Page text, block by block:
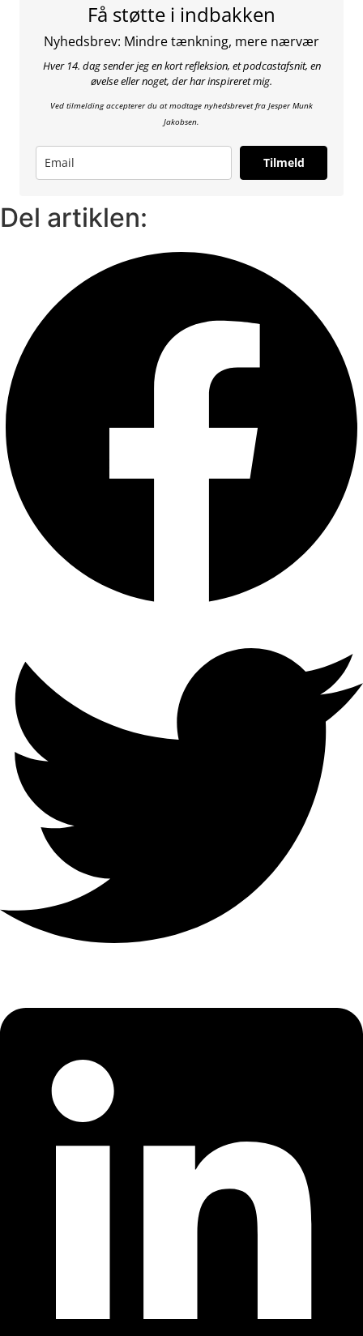
Få støtte i indbakken
Nyhedsbrev: Mindre tænkning, mere nærvær
Hver 14. dag sender jeg en kort refleksion, et podcastafsnit, en
øvelse eller noget, der har inspireret mig.
Ved tilmelding accepterer du at modtage nyhedsbrevet fra Jesper Munk
Jakobsen.
Tilmeld
Del artiklen: